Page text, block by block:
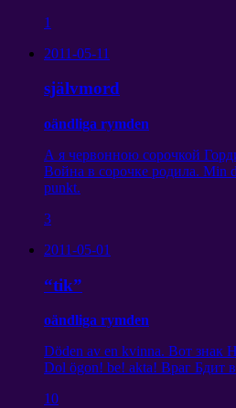
1
2011-05-11
självmord
oändliga rymden
А я червонною сорочкой
Война в сорочке родила. Min
punkt.
3
2011-05-01
“tik”
oändliga rymden
Döden av en kvinna. Вот знак
Dol ögon! be! akta! Враг Бдит
10